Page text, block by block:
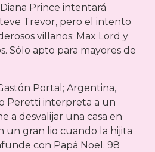
Prince intentará
Trevor, pero el intento
villanos: Max Lord y
Sólo apto para mayores de
Portal; Argentina,
Peretti interpreta a un
a desvalijar una casa en
un gran lio cuando la hijita
con Papá Noel. 98